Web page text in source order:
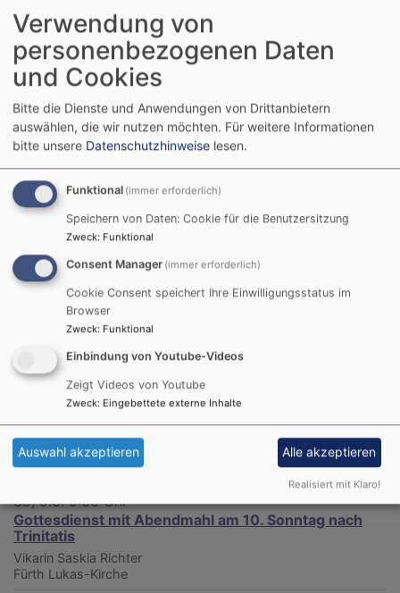
Veranstaltungen Lukas-Gemeinde
Fr, 7.8. 9:30 Uhr
Besuchskreis
Pfarrer Dr. Daniel Wanke
Gemeindezentrum Lukas-Kirche
So, 9.8. 9:30 Uhr
Gottesdienst mit Abendmahl am 10. Sonntag nach
Trinitatis
Vikarin Saskia Richter
Fürth Lukas-Kirche
Verwendung von
personenbezogenen Daten
und Cookies
Bitte die Dienste und Anwendungen von Drittanbietern
auswählen, die wir nutzen möchten. Für weitere Informationen
bitte unsere Datenschutzhinweise lesen.
Funktional (immer erforderlich)
Speichern von Daten: Cookie für die Benutzersitzung
Zweck: Funktional
Consent Manager (immer erforderlich)
Cookie Consent speichert Ihre Einwilligungsstatus im
Browser
Zweck: Funktional
Einbindung von Youtube-Videos
Zeigt Videos von Youtube
Zweck: Eingebettete externe Inhalte
Auswahl akzeptieren Alle akzeptieren
Realisiert mit Klaro!